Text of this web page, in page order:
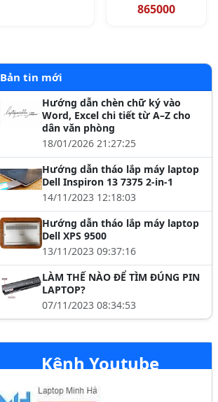
865000
Bản tin mới
Hướng dẫn chèn chữ ký vào
Word, Excel chi tiết từ A–Z cho
dân văn phòng
18/01/2026 21:27:25
Hướng dẫn tháo lắp máy laptop
Dell Inspiron 13 7375 2-in-1
14/11/2023 12:18:03
Hướng dẫn tháo lắp máy laptop
Dell XPS 9500
13/11/2023 09:37:16
LÀM THẾ NÀO ĐỂ TÌM ĐÚNG PIN
LAPTOP?
07/11/2023 08:34:53
Kênh Youtube